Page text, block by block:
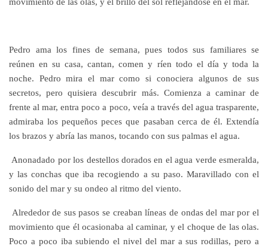
Pedro ama los fines de semana, pues todos sus familiares se
reúnen en su casa, cantan, comen y ríen todo el día y toda la
noche. Pedro mira el mar como si conociera algunos de sus
secretos, pero quisiera descubrir más. Comienza a caminar de
frente al mar, entra poco a poco, veía a través del agua trasparente,
admiraba los pequeños peces que pasaban cerca de él. Extendía
los brazos y abría las manos, tocando con sus palmas el agua.
Anonadado por los destellos dorados en el agua verde esmeralda,
y las conchas que iba recogiendo a su paso. Maravillado con el
sonido del mar y su ondeo al ritmo del viento.
Alrededor de sus pasos se creaban líneas de ondas del mar por el
movimiento que él ocasionaba al caminar, y el choque de las olas.
Poco a poco iba subiendo el nivel del mar a sus rodillas, pero a